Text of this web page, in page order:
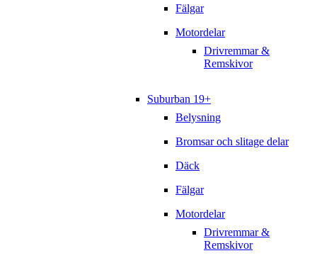
Fälgar
Motordelar
Drivremmar &
Remskivor
Suburban 19+
Belysning
Bromsar och slitage delar
Däck
Fälgar
Motordelar
Drivremmar &
Remskivor